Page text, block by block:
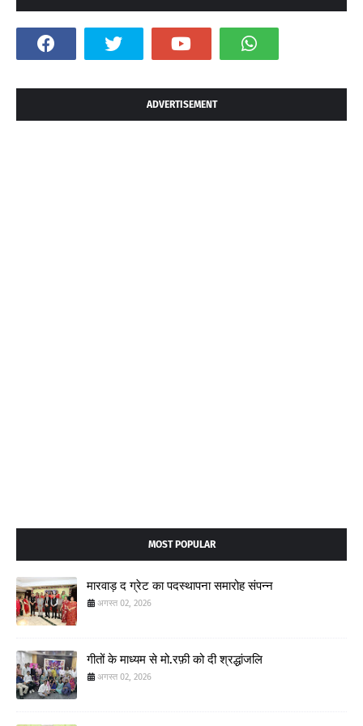
ADVERTISEMENT
MOST POPULAR
मारवाड़ द ग्रेट का पदस्थापना समारोह संपन्न
अगस्त 02, 2026
गीतों के माध्यम से मो.रफ़ी को दी श्रद्धांजलि
अगस्त 02, 2026